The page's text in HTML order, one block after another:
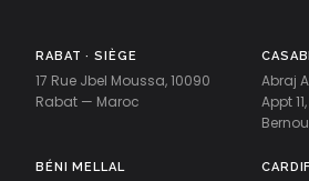
RABAT · SIÈGE
17 Rue Jbel Moussa, 10090
Rabat — Maroc
Abraj
Appt
BÉNI MELLAL